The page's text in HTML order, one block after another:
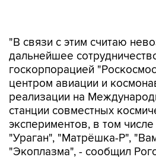
госкорпорацией
центром авиации и
реализации на
станции совместных
экспериментов, в том
"Ураган", "Матрёшка-Р",
"Экоплазма", - сообщил
В "Роскосмосе" отметили,